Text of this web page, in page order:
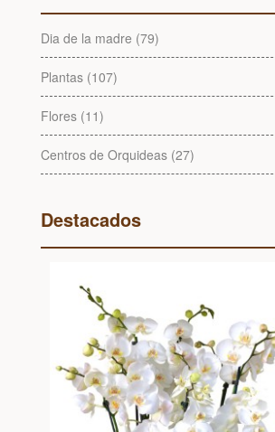
Dia de la madre (79)
Plantas (107)
Flores (11)
Centros de Orquideas (27)
Destacados